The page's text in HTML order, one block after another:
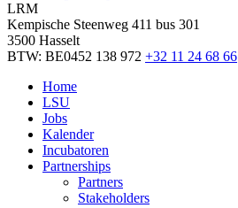
LRM
Kempische Steenweg 411 bus 301
3500 Hasselt
BTW: BE0452 138 972 +32 11 24 68 66
Home
LSU
Jobs
Kalender
Incubatoren
Partnerships
Partners
Stakeholders